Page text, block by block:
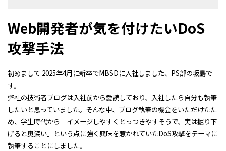
Web開発者が気を付けたいDoS
攻撃手法
初めまして 2025年4月に新卒でMBSDに入社しました、PS部の坂島で
す。
弊社の技術者ブログは入社前から愛読しており、入社したら自分も執筆
したいと思っていました。そんな中、ブログ執筆の機会をいただけたた
め、学生時代から「イメージしやすくとっつきやすそうで、実は掘り下
げると奥深い」という点に強く興味を惹かれていたDoS攻撃をテーマに
執筆することにしました。